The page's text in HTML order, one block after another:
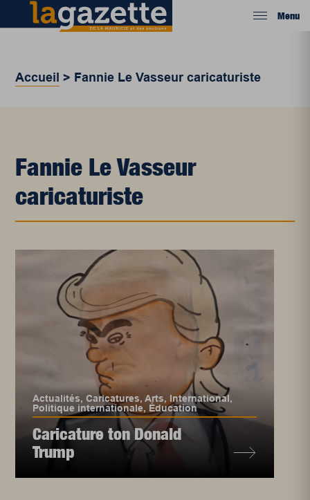
Menu
Accueil > Fannie Le Vasseur caricaturiste
Fannie Le Vasseur
caricaturiste
Actualités,Caricatures,Arts,International,
Politique internationale, Éducation
Caricature ton Donald
Trump